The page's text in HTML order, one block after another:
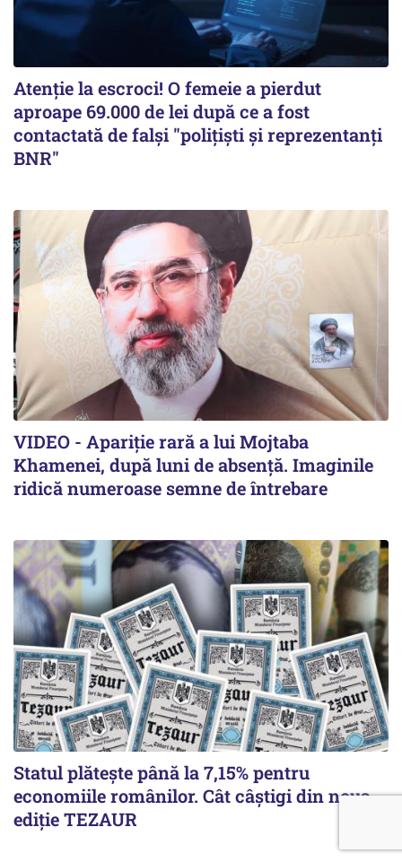
Atenție la escroci! O femeie a pierdut
aproape 69.000 de lei după ce a fost
contactată de falși "polițiști și reprezentanți
BNR"
VIDEO - Apariție rară a lui Mojtaba
Khamenei, după luni de absență. Imaginile
ridică numeroase semne de întrebare
Statul plătește până la 7,15% pentru
economiile românilor. Cât câștigi din noua
ediție TEZAUR